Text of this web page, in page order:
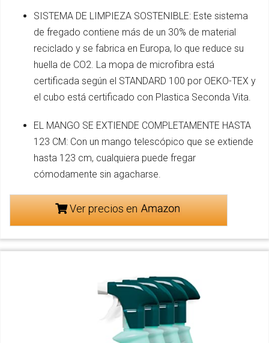
SISTEMA DE LIMPIEZA SOSTENIBLE: Este sistema
de fregado contiene más de un 30% de material
reciclado y se fabrica en Europa, lo que reduce su
huella de CO2. La mopa de microfibra está
certificada según el STANDARD 100 por OEKO-TEX y
el cubo está certificado con Plastica Seconda Vita.
EL MANGO SE EXTIENDE COMPLETAMENTE HASTA
123 CM: Con un mango telescópico que se extiende
hasta 123 cm, cualquiera puede fregar
cómodamente sin agacharse.
Ver precios en